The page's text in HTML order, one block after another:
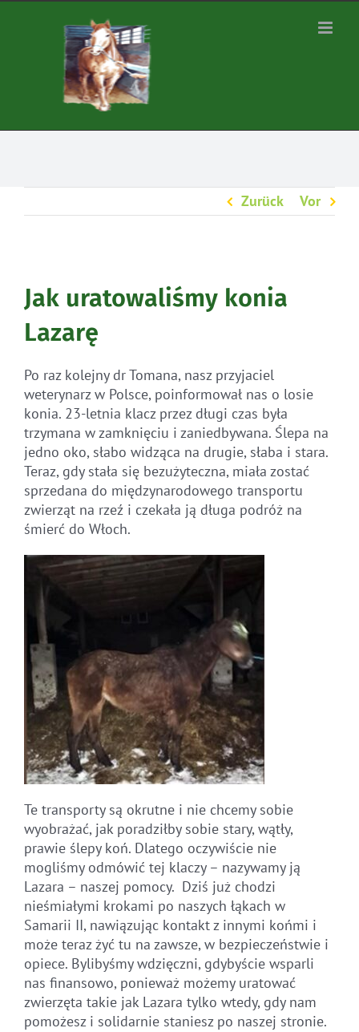
Zurück Vor
Jak uratowaliśmy konia
Lazarę
Po raz kolejny dr Tomana, nasz przyjaciel
weterynarz w Polsce, poinformował nas o losie
konia. 23-letnia klacz przez długi czas była
trzymana w zamknięciu i zaniedbywana. Ślepa na
jedno oko, słabo widząca na drugie, słaba i stara.
Teraz, gdy stała się bezużyteczna, miała zostać
sprzedana do międzynarodowego transportu
zwierząt na rzeź i czekała ją długa podróż na
śmierć do Włoch.
Te transporty są okrutne i nie chcemy sobie
wyobrażać, jak poradziłby sobie stary, wątły,
prawie ślepy koń. Dlatego oczywiście nie
mogliśmy odmówić tej klaczy – nazywamy ją
Lazara – naszej pomocy. Dziś już chodzi
nieśmiałymi krokami po naszych łąkach w
Samarii II, nawiązując kontakt z innymi końmi i
może teraz żyć tu na zawsze, w bezpieczeństwie i
opiece. Bylibyśmy wdzięczni, gdybyście wsparli
nas finansowo, ponieważ możemy uratować
zwierzęta takie jak Lazara tylko wtedy, gdy nam
pomożesz i solidarnie staniesz po naszej stronie.